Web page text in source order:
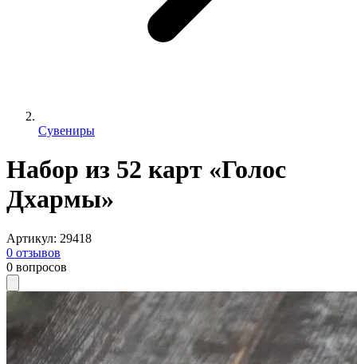
Сувениры
Набор из 52 карт «Голос
Дхармы»
Артикул: 29418
0 отзывов
0 вопросов